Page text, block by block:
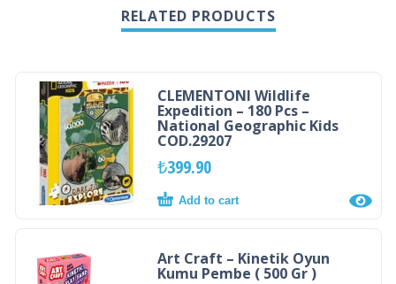
RELATED PRODUCTS
CLEMENTONI Wildlife
Expedition – 180 Pcs –
National Geographic Kids
COD.29207
₺399.90
Add to cart
Art Craft – Kinetik Oyun
Kumu Pembe ( 500 Gr )